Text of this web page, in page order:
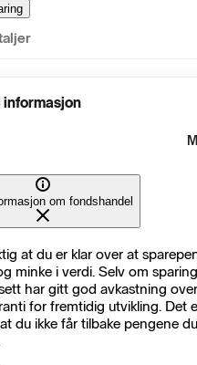
informasjon
om fondshandel
at du er klar over at
minke i verdi. Selv om
har gitt god avkastning
for fremtidig utvikling. Det
du ikke får tilbake pengene